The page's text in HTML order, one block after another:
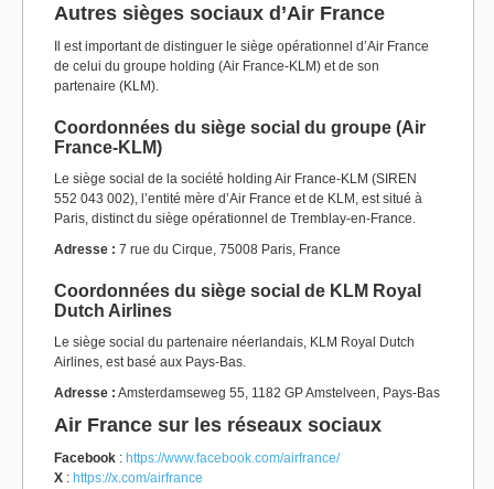
Autres sièges sociaux d’Air France
Il est important de distinguer le siège opérationnel d’Air France
de celui du groupe holding (Air France-KLM) et de son
partenaire (KLM).
Coordonnées du siège social du groupe (Air
France-KLM)
Le siège social de la société holding Air France-KLM (SIREN
552 043 002), l’entité mère d’Air France et de KLM, est situé à
Paris, distinct du siège opérationnel de Tremblay-en-France.
Adresse : 7 rue du Cirque, 75008 Paris, France
Coordonnées du siège social de KLM Royal
Dutch Airlines
Le siège social du partenaire néerlandais, KLM Royal Dutch
Airlines, est basé aux Pays-Bas.
Adresse : Amsterdamseweg 55, 1182 GP Amstelveen, Pays-Bas
Air France sur les réseaux sociaux
Facebook : https://www.facebook.com/airfrance/
X : https://x.com/airfrance